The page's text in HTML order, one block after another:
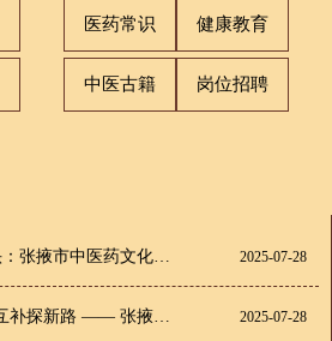
医药常识 健康教育
中医古籍 岗位招聘
2025-07-28
2025-07-28